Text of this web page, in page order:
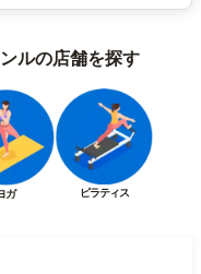
ルの店舗を探す
ガ ピラティス